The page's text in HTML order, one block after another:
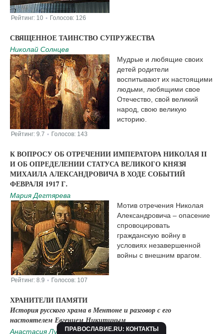
Рейтинг: 10 Голосов: 126
СВЯЩЕННОЕ ТАИНСТВО СУПРУЖЕСТВА
Николай Солнцев
Рейтинг: 9.7 | Голосов: 143
Мудрые и любящие своих
детей родители
воспитывают их настоящими
людьми, любящими свое
Отечество, свой великий
народ, свою великую
историю.
К ВОПРОСУ ОБ ОТРЕЧЕНИИ ИМПЕРАТОРА НИКОЛАЯ II
И ОБ ОПРЕДЕЛЕНИИ СТАТУСА ВЕЛИКОГО КНЯЗЯ
МИХАИЛА АЛЕКСАНДРОВИЧА В ХОДЕ СОБЫТИЙ
ФЕВРАЛЯ 1917 Г.
Мария Дегтярева
Рейтинг: 8.9 | Голосов: 107
Мотив отречения Николая
Александровича – опасение
спровоцировать
гражданскую войну в
условиях незавершенной
войны с внешним врагом.
ХРАНИТЕЛИ ПАМЯТИ
История русского храма в Ментоне и разговор с его
настоятелем Евгением Никитиным
Анастасия ЛуценкоПРАВОСЛАВИЕ.RU: КОНТАКТЫ